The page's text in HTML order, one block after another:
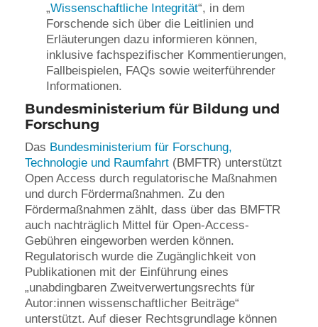
„Wissenschaftliche Integrität“, in dem
Forschende sich über die Leitlinien und
Erläuterungen dazu informieren können,
inklusive fachspezifischer Kommentierungen,
Fallbeispielen, FAQs sowie weiterführender
Informationen.
Bundesministerium für Bildung und
Forschung
Das Bundesministerium für Forschung,
Technologie und Raumfahrt (BMFTR) unterstützt
Open Access durch regulatorische Maßnahmen
und durch Fördermaßnahmen. Zu den
Fördermaßnahmen zählt, dass über das BMFTR
auch nachträglich Mittel für Open-Access-
Gebühren eingeworben werden können.
Regulatorisch wurde die Zugänglichkeit von
Publikationen mit der Einführung eines
„unabdingbaren Zweitverwertungsrechts für
Autor:innen wissenschaftlicher Beiträge“
unterstützt. Auf dieser Rechtsgrundlage können